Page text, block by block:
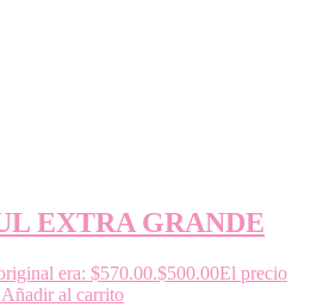
EXTRA GRANDE
era: $570.00.$500.00El precio
Añadir al carrito